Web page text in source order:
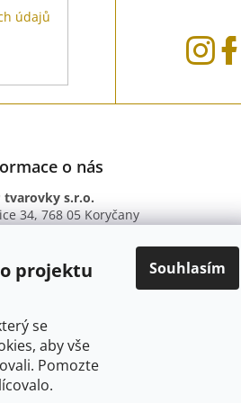
projektu
se
aby vše
Pomozte
Souhlasím
údajů
o nás
tvarovky s.r.o.
34, 768 05 Koryčany
2301934375/2010 (Fio banka)